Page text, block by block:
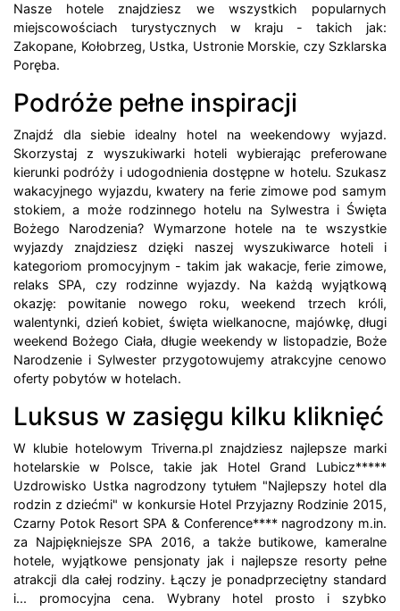
Nasze hotele znajdziesz we wszystkich popularnych
miejscowościach turystycznych w kraju - takich jak:
Zakopane, Kołobrzeg, Ustka, Ustronie Morskie, czy Szklarska
Poręba.
Podróże pełne inspiracji
Znajdź dla siebie idealny hotel na weekendowy wyjazd.
Skorzystaj z wyszukiwarki hoteli wybierając preferowane
kierunki podróży i udogodnienia dostępne w hotelu. Szukasz
wakacyjnego wyjazdu, kwatery na ferie zimowe pod samym
stokiem, a może rodzinnego hotelu na Sylwestra i Święta
Bożego Narodzenia? Wymarzone hotele na te wszystkie
wyjazdy znajdziesz dzięki naszej wyszukiwarce hoteli i
kategoriom promocyjnym - takim jak wakacje, ferie zimowe,
relaks SPA, czy rodzinne wyjazdy. Na każdą wyjątkową
okazję: powitanie nowego roku, weekend trzech króli,
walentynki, dzień kobiet, święta wielkanocne, majówkę, długi
weekend Bożego Ciała, długie weekendy w listopadzie, Boże
Narodzenie i Sylwester przygotowujemy atrakcyjne cenowo
oferty pobytów w hotelach.
Luksus w zasięgu kilku kliknięć
W klubie hotelowym Triverna.pl znajdziesz najlepsze marki
hotelarskie w Polsce, takie jak Hotel Grand Lubicz*****
Uzdrowisko Ustka nagrodzony tytułem "Najlepszy hotel dla
rodzin z dziećmi" w konkursie Hotel Przyjazny Rodzinie 2015,
Czarny Potok Resort SPA & Conference**** nagrodzony m.in.
za Najpiękniejsze SPA 2016, a także butikowe, kameralne
hotele, wyjątkowe pensjonaty jak i najlepsze resorty pełne
atrakcji dla całej rodziny. Łączy je ponadprzeciętny standard
i... promocyjna cena. Wybrany hotel prosto i szybko